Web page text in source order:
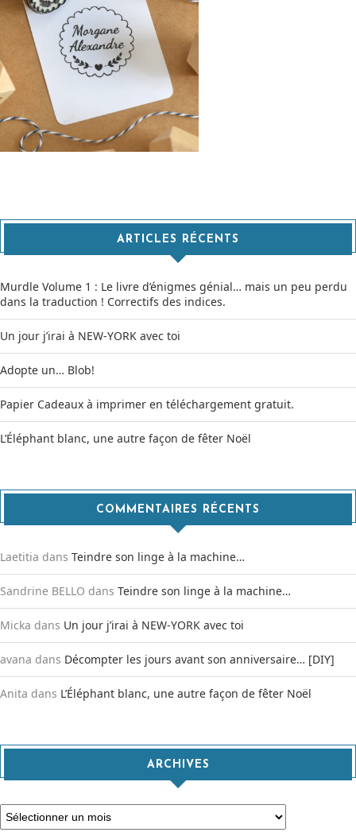
ARTICLES RÉCENTS
Murdle Volume 1 : Le livre d’énigmes génial… mais un peu perdu
dans la traduction ! Correctifs des indices.
Un jour j’irai à NEW-YORK avec toi
Adopte un… Blob!
Papier Cadeaux à imprimer en téléchargement gratuit.
L’Éléphant blanc, une autre façon de fêter Noël
COMMENTAIRES RÉCENTS
Laetitia dans Teindre son linge à la machine…
Sandrine BELLO dans Teindre son linge à la machine…
Micka dans Un jour j’irai à NEW-YORK avec toi
avana dans Décompter les jours avant son anniversaire… [DIY]
Anita dans L’Éléphant blanc, une autre façon de fêter Noël
ARCHIVES
Archives